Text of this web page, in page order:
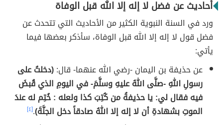
أحاديث عن فضل لا إله إلا الله قبل الوفاة
ورد في السنة النبوية الكثير من الأحاديث التي تتحدث عن
فضل قول لا إله إلا الله قبل الوفاة، سأذكر بعضها فيما
يأتي:
عن حذيفة بن اليمان -رضي الله عنهما- قال:(دخلتُ على
رسولِ اللهِ -صلَّى اللهُ عليهِ وسلَّمَ- في اليومِ الذي قُبضَ
فيه فقال لي: يا حذيفةُ من كُتِبَ كذا ولعله : خُتِم له عندَ
الموتِ بشهادةِ أن لا إله إلا اللهُ صادقاً دخل الجنَّةَ).[٤]